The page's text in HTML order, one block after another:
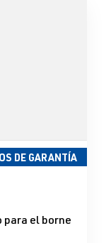
DE GARANTÍA
para el borne